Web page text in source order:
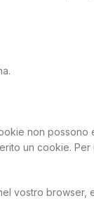
non possono
un cookie. Per
vostro browser,